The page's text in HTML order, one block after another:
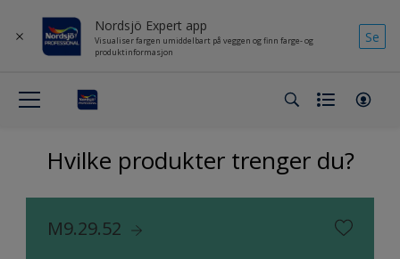
Nordsjö Expert app
Visualiser fargen umiddelbart på veggen og finn farge- og
produktinformasjon
Se
Hvilke produkter trenger du?
M9.29.52